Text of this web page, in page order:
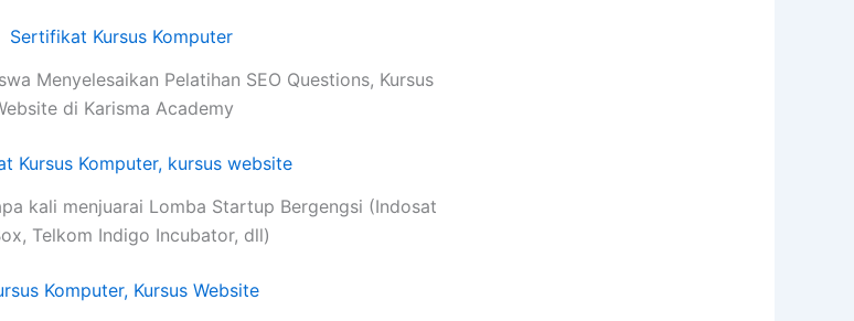
Menyelesaikan Pelatihan SEO Questions, Kursus
di Karisma Academy
kali menjuarai Lomba Startup Bergengsi (Indosat
Telkom Indigo Incubator, dll)